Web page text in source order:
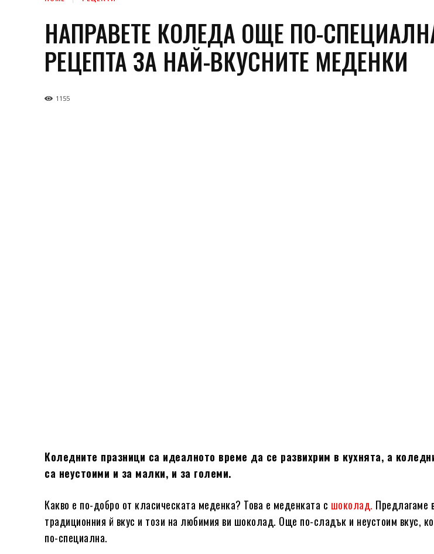
НАПРАВЕТЕ КОЛЕДА ОЩЕ ПО-
РЕЦЕПТА ЗА НАЙ-ВКУСНИТЕ МЕДЕНКИ
1155
Коледните празници са идеалното време да се развихрим в кухнята, а
са неустоими и за малки, и за големи.
Какво е по-добро от класическата меденка? Това е меденката с шоколад. Предлагаме
традиционния й вкус и този на любимия ви шоколад. Още по-сладък и неустоим вкус,
по-специална.